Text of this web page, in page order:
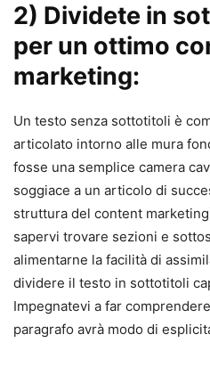
2) Dividete in
per un ottimo
marketing:
Un testo senza sottotitoli è
articolato intorno alle mura
fosse una semplice camera
soggiace a un articolo di
struttura del content
sapervi trovare sezioni e
alimentarne la facilità di
dividere il testo in sottotitoli
Impegnatevi a far
paragrafo avrà modo di